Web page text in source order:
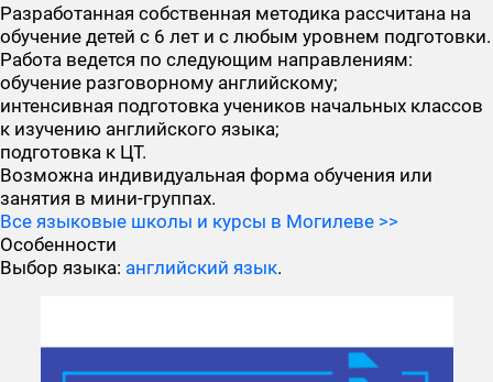
Разработанная собственная методика рассчитана на
обучение детей с 6 лет и с любым уровнем подготовки.
Работа ведется по следующим направлениям:
обучение разговорному английскому;
интенсивная подготовка учеников начальных классов
к изучению английского языка;
подготовка к ЦТ.
Возможна индивидуальная форма обучения или
занятия в мини-группах.
Все языковые школы и курсы в Могилеве >>
Особенности
Выбор языка: английский язык.